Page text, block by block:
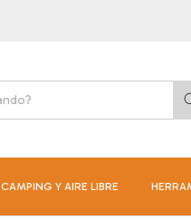
CAMPING Y AIRE LIBRE